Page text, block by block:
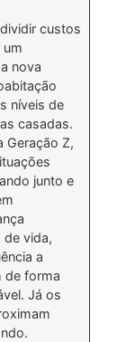
custos
um
nova
níveis de
casadas.
Geração Z,
junto e
de vida,
a
de forma
Já os